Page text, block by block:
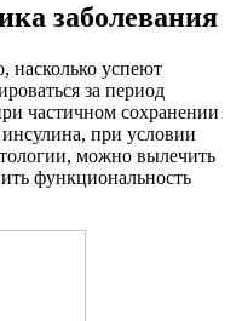
заболевания
насколько успеют
за период
частичном сохранении
при условии
можно вылечить
функциональность